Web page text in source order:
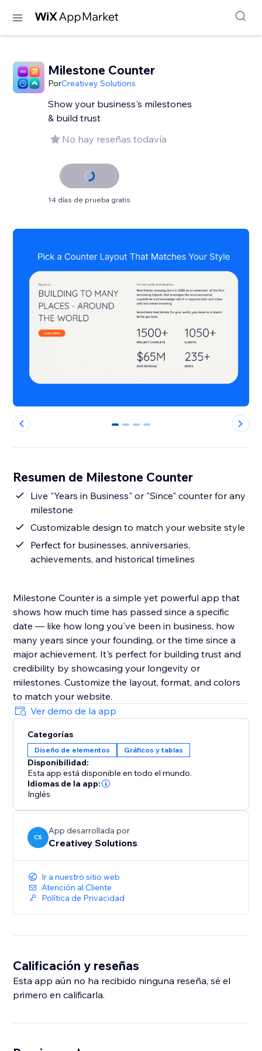
Milestone Counter
PorCreativey Solutions
Show your business's milestones
& build trust
No hay reseñas todavía
14 días de prueba gratis
0 1 2 3
Resumen de Milestone Counter
Live "Years in Business" or "Since" counter for any
milestone
Customizable design to match your website style
Perfect for businesses, anniversaries,
achievements, and historical timelines
Milestone Counter is a simple yet powerful app that
shows how much time has passed since a specific
date — like how long you've been in business, how
many years since your founding, or the time since a
major achievement. It's perfect for building trust and
credibility by showcasing your longevity or
milestones. Customize the layout, format, and colors
to match your website.
Ver demo de la app
Categorías
Diseño de elementos Gráficos y tablas
Disponibilidad:
Esta app está disponible en todo el mundo.
Idiomas de la app:
Inglés
CS
App desarrollada por
Creativey Solutions
Ir a nuestro sitio web
Atención al Cliente
Política de Privacidad
Calificación y reseñas
Esta app aún no ha recibido ninguna reseña, sé el
primero en calificarla.